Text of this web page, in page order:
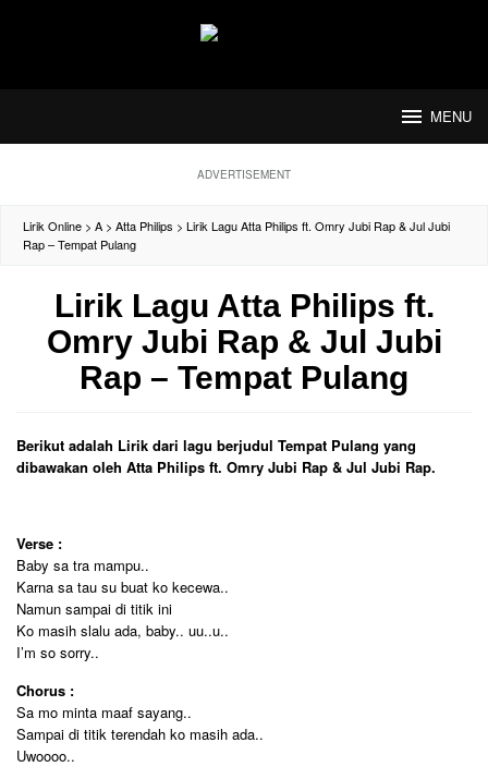
MENU
ADVERTISEMENT
Lirik Online > A > Atta Philips > Lirik Lagu Atta Philips ft. Omry Jubi Rap & Jul Jubi
Rap – Tempat Pulang
Lirik Lagu Atta Philips ft.
Omry Jubi Rap & Jul Jubi
Rap – Tempat Pulang
Berikut adalah Lirik dari lagu berjudul Tempat Pulang yang
dibawakan oleh Atta Philips ft. Omry Jubi Rap & Jul Jubi Rap.
Verse :
Baby sa tra mampu..
Karna sa tau su buat ko kecewa..
Namun sampai di titik ini
Ko masih slalu ada, baby.. uu..u..
I’m so sorry..
Chorus :
Sa mo minta maaf sayang..
Sampai di titik terendah ko masih ada..
Uwoooo..